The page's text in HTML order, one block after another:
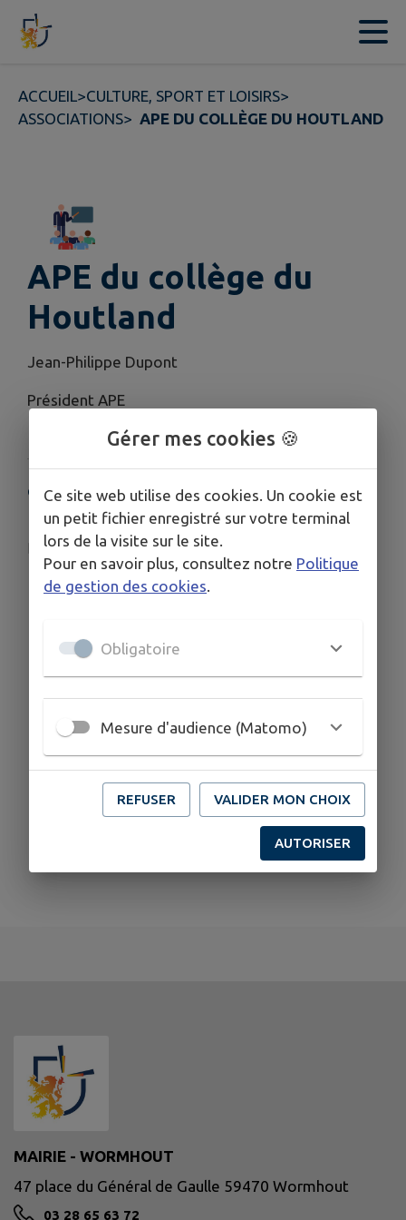
Contenu
ACCUEIL>CULTURE, SPORT ET LOISIRS>
ASSOCIATIONS> APE DU COLLÈGE DU HOUTLAND
APE du collège du
Houtland
Jean-Philippe Dupont
Président APE
COORDONNÉES
Collège du Houtland, Rue d'Esquelbecq, Wormhout
apecollegeduhoutland@gmail.com
06 38 99 12 34
MAIRIE - WORMHOUT
47 place du Général de Gaulle 59470 Wormhout
03 28 65 63 72
Gérer mes cookies 🍪
Ce site web utilise des cookies. Un cookie est
un petit fichier enregistré sur votre terminal
lors de la visite sur le site.
Pour en savoir plus, consultez notre Politique
de gestion des cookies.
Obligatoire
Mesure d'audience (Matomo)
REFUSER VALIDER MON CHOIX
AUTORISER